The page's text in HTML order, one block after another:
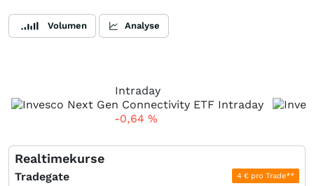
Volumen Analyse
Intraday
-0,64 %
Realtimekurse
Tradegate 4 € pro Trade**